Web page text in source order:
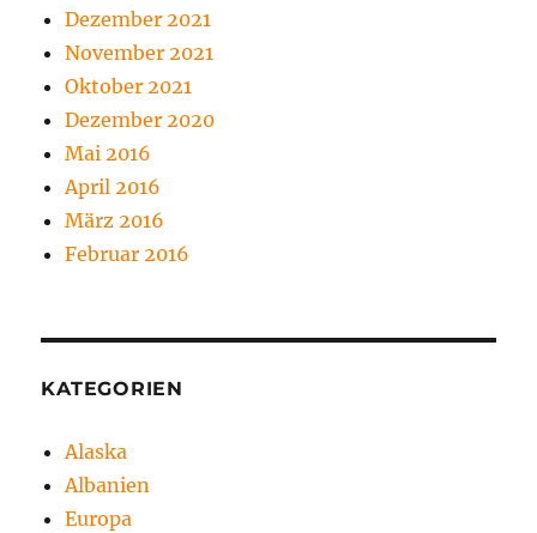
Dezember 2021
November 2021
Oktober 2021
Dezember 2020
Mai 2016
April 2016
März 2016
Februar 2016
KATEGORIEN
Alaska
Albanien
Europa